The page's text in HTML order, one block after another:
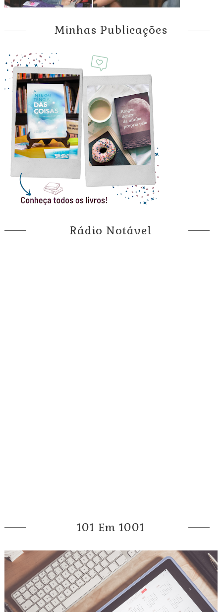
Minhas Publicações
Rádio Notável
101 Em 1001